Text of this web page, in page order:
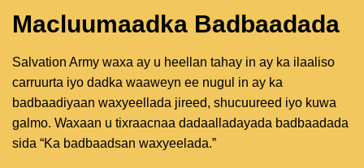
Macluumaadka Badbaadada
Salvation Army waxa ay u heellan tahay in ay ka ilaaliso
carruurta iyo dadka waaweyn ee nugul in ay ka
badbaadiyaan waxyeellada jireed, shucuureed iyo kuwa
galmo. Waxaan u tixraacnaa dadaalladayada badbaadada
sida “Ka badbaadsan waxyeelada.”